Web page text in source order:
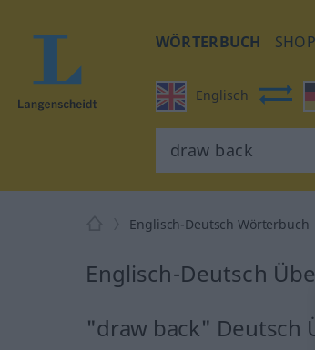
WÖRTERBUCH SHOP
Englisch
Englisch-Deutsch Wörterbuch
Englisch-Deutsch
"draw back" Deutsch